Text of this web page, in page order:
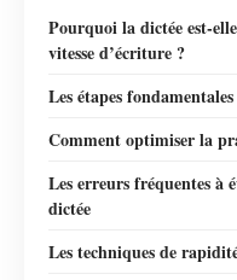
Pourquoi la dictée est-
vitesse d’écriture ?
Les étapes
Comment optimiser la
Les erreurs fréquentes à
dictée
Les techniques de